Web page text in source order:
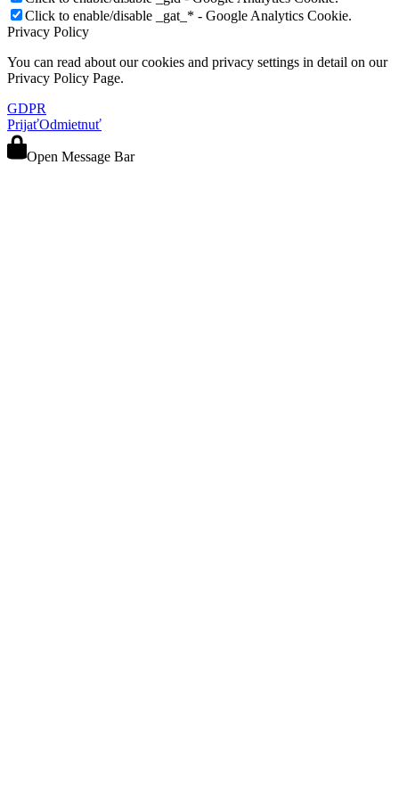
Click to enable/disable _gat_* - Google Analytics Cookie.
Privacy Policy
You can read about our cookies and privacy settings in detail on our
Privacy Policy Page.
GDPR
PrijaťOdmietnuť
Open Message Bar